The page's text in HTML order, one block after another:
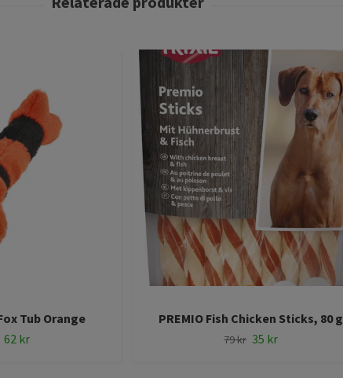
Tub Orange
62 kr
PREMIO Fish Chicken Sticks, 80 g
79 kr 35 kr